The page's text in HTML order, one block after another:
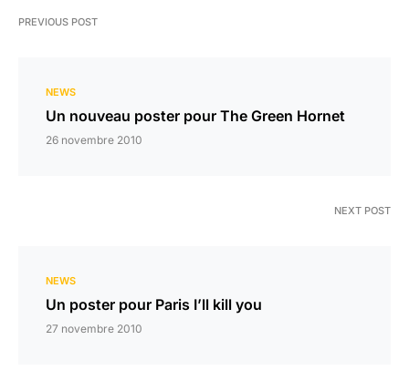
PREVIOUS POST
NEWS
Un nouveau poster pour The Green Hornet
26 novembre 2010
NEXT POST
NEWS
Un poster pour Paris I’ll kill you
27 novembre 2010